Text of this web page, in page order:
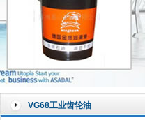
VG68工业齿轮油